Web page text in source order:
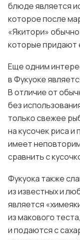
блюде является
которое после
«Якитори»
которые придают
Еще одним
в Фукуоке
В отличие от
без
только свежее
на кусочек риса
имеет
сравнить с
Фукуока также
из известных и
является
из макового
и подаются с